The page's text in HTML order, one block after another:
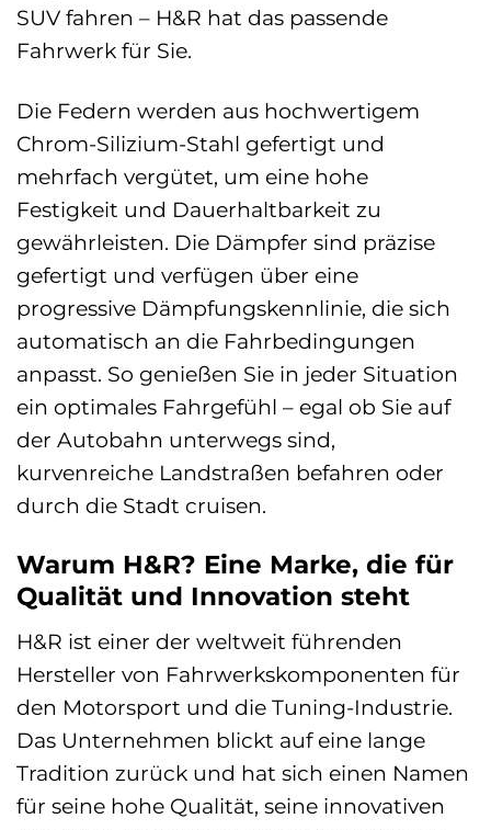
SUV fahren – H&R hat das passende
Fahrwerk für Sie.
Die Federn werden aus hochwertigem
Chrom-Silizium-Stahl gefertigt und
mehrfach vergütet, um eine hohe
Festigkeit und Dauerhaltbarkeit zu
gewährleisten. Die Dämpfer sind präzise
gefertigt und verfügen über eine
progressive Dämpfungskennlinie, die sich
automatisch an die Fahrbedingungen
anpasst. So genießen Sie in jeder Situation
ein optimales Fahrgefühl – egal ob Sie auf
der Autobahn unterwegs sind,
kurvenreiche Landstraßen befahren oder
durch die Stadt cruisen.
Warum H&R? Eine Marke, die für
Qualität und Innovation steht
H&R ist einer der weltweit führenden
Hersteller von Fahrwerkskomponenten für
den Motorsport und die Tuning-Industrie.
Das Unternehmen blickt auf eine lange
Tradition zurück und hat sich einen Namen
für seine hohe Qualität, seine innovativen